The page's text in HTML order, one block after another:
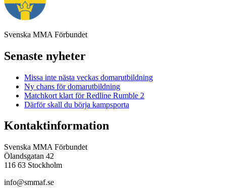
Svenska MMA Förbundet
Senaste nyheter
Missa inte nästa veckas domarutbildning
Ny chans för domarutbildning
Matchkort klart för Redline Rumble 2
Därför skall du börja kampsporta
Kontaktinformation
Svenska MMA Förbundet
Ölandsgatan 42
116 63 Stockholm
info@smmaf.se